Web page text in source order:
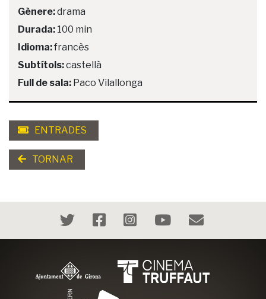
Gènere:drama
Durada: 100 min
Idioma:francès
Subtítols:castellà
Full de sala: Paco Vilallonga
ENTRADES
TORNAR